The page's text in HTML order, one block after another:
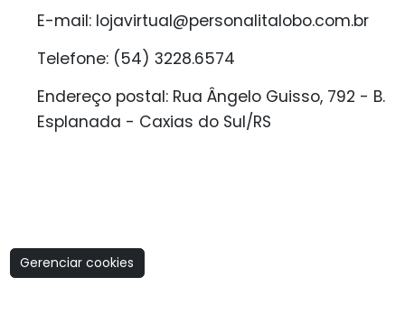
E-mail: lojavirtual@personalitalobo.com.br
Telefone: (54) 3228.6574
Endereço postal: Rua Ângelo Guisso, 792 - B.
Esplanada - Caxias do Sul/RS
Gerenciar cookies